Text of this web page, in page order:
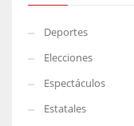
Deportes
Elecciones
Espectáculos
Estatales